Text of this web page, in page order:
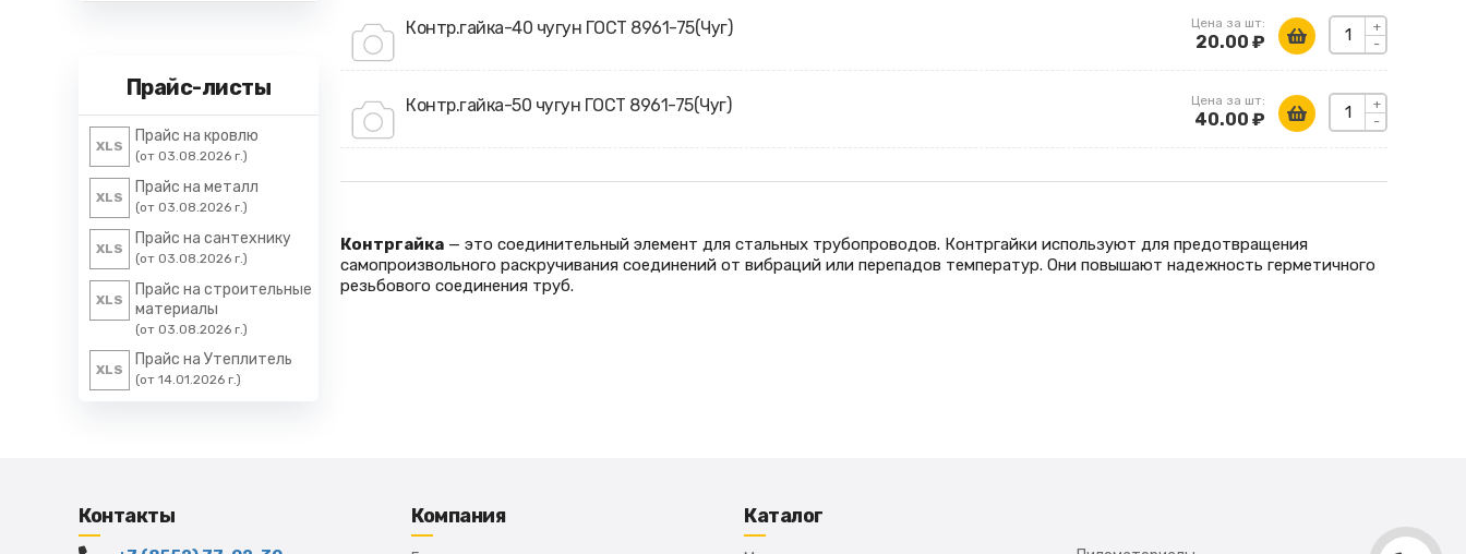
Прайс-листы
XLS
Прайс на кровлю
(от 03.08.2026 г.)
XLS
Прайс на металл
(от 03.08.2026 г.)
XLS
Прайс на сантехнику
(от 03.08.2026 г.)
XLS
Прайс на строительные
материалы
(от 03.08.2026 г.)
XLS
Прайс на Утеплитель
(от 14.01.2026 г.)
Контр.гайка-40 чугун ГОСТ 8961-75(Чуг) +
-
Цена за шт:
20.00 ₽
Контр.гайка-50 чугун ГОСТ 8961-75(Чуг) +
-
Цена за шт:
40.00 ₽
Контргайка — это соединительный элемент для стальных трубопроводов. Контргайки используют для предотвращения
самопроизвольного раскручивания соединений от вибраций или перепадов температур. Они повышают надежность герметичного
резьбового соединения труб.
Контакты Компания Каталог